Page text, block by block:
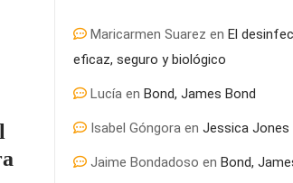
Maricarmen Suarez en El
eficaz, seguro y biológico
Lucía en Bond, James Bond
Isabel Góngora en Jessica Jones
Jaime Bondadoso en Bond,